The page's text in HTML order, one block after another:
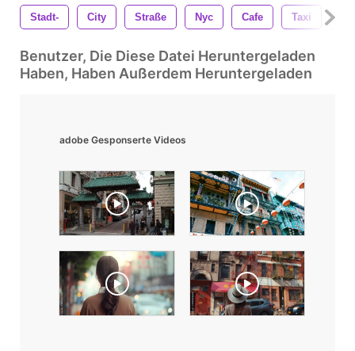
Stadt- City Straße Nyc Cafe Taxi
Benutzer, Die Diese Datei Heruntergeladen
Haben, Haben Außerdem Heruntergeladen
adobe Gesponserte Videos